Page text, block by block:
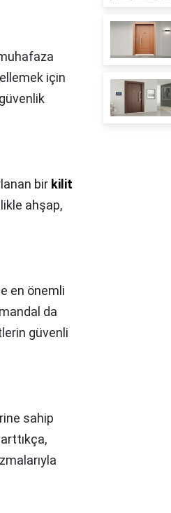
için
bir kilit
ahşap,
en önemli
da
güvenli
sahip